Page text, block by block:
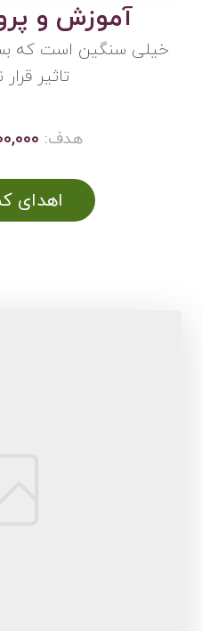
آموزش و
خیلی سنگین است که
تاثیر
هدف:
اهدای